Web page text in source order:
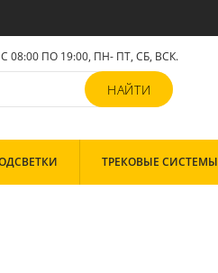
С 08:00 ПО 19:00, ПН- ПТ,СБ, ВСК.
ТРЕКОВЫЕ СИСТЕМЫ